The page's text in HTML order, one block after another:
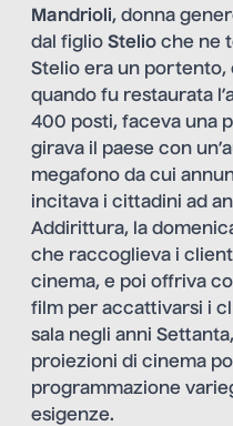
Mandrioli, donna
dal figlio Stelio che ne
Stelio era un portento,
quando fu restaurata
400 posti, faceva una
girava il paese con
megafono da cui
incitava i cittadini ad
Addirittura, la
che raccoglieva i
cinema, e poi offriva
film per accattivarsi i
sala negli anni
proiezioni di cinema
programmazione
esigenze.